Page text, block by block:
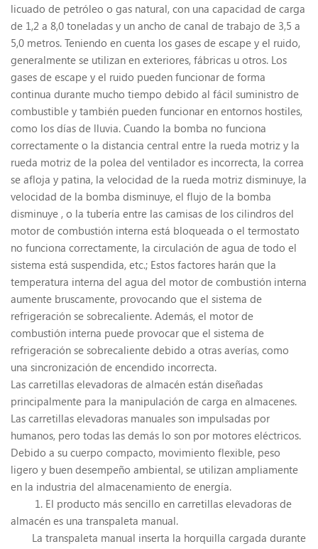
licuado de petróleo o gas natural, con una capacidad de carga
de 1,2 a 8,0 toneladas y un ancho de canal de trabajo de 3,5 a
5,0 metros. Teniendo en cuenta los gases de escape y el ruido,
generalmente se utilizan en exteriores, fábricas u otros. Los
gases de escape y el ruido pueden funcionar de forma
continua durante mucho tiempo debido al fácil suministro de
combustible y también pueden funcionar en entornos hostiles,
como los días de lluvia. Cuando la bomba no funciona
correctamente o la distancia central entre la rueda motriz y la
rueda motriz de la polea del ventilador es incorrecta, la correa
se afloja y patina, la velocidad de la rueda motriz disminuye, la
velocidad de la bomba disminuye, el flujo de la bomba
disminuye , o la tubería entre las camisas de los cilindros del
motor de combustión interna está bloqueada o el termostato
no funciona correctamente, la circulación de agua de todo el
sistema está suspendida, etc.; Estos factores harán que la
temperatura interna del agua del motor de combustión interna
aumente bruscamente, provocando que el sistema de
refrigeración se sobrecaliente. Además, el motor de
combustión interna puede provocar que el sistema de
refrigeración se sobrecaliente debido a otras averías, como
una sincronización de encendido incorrecta.
Las carretillas elevadoras de almacén están diseñadas
principalmente para la manipulación de carga en almacenes.
Las carretillas elevadoras manuales son impulsadas por
humanos, pero todas las demás lo son por motores eléctricos.
Debido a su cuerpo compacto, movimiento flexible, peso
ligero y buen desempeño ambiental, se utilizan ampliamente
en la industria del almacenamiento de energía.
1. El producto más sencillo en carretillas elevadoras de
almacén es una transpaleta manual.
La transpaleta manual inserta la horquilla cargada durante